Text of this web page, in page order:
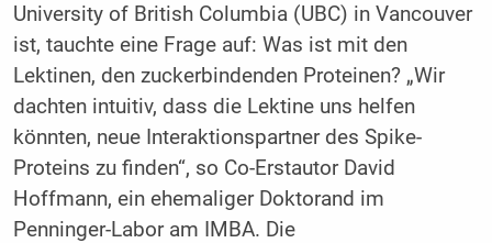
University of British Columbia (UBC) in Vancouver
ist, tauchte eine Frage auf: Was ist mit den
Lektinen, den zuckerbindenden Proteinen? „Wir
dachten intuitiv, dass die Lektine uns helfen
könnten, neue Interaktionspartner des Spike-
Proteins zu finden“, so Co-Erstautor David
Hoffmann, ein ehemaliger Doktorand im
Penninger-Labor am IMBA. Die